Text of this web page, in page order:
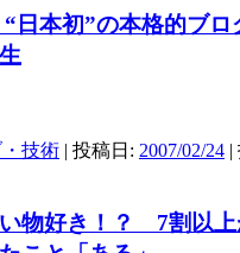
日本初”の本格的ブロ
技術 | 投稿日: 2007/02/24 |
物好き！？ 7割以上